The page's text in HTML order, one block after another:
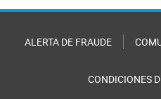
ALERTA DE FRAUDE
CONDICIONES